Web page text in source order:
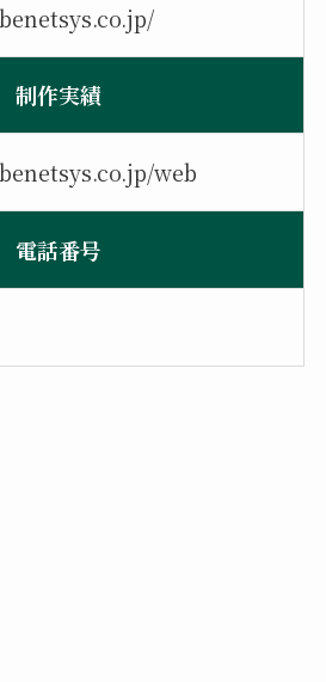
制作実績
web
電話番号